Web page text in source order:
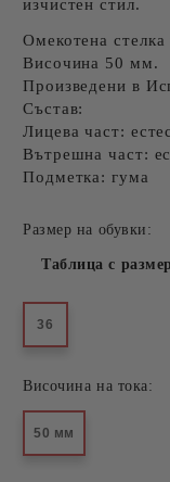
изчистен стил.
Омекотена
Височина 50 мм.
Произведени в
Състав:
Лицева част:
Вътрешна част:
Подметка: гума
Размер на обувки:
Таблица с
36
Височина на тока:
50 мм